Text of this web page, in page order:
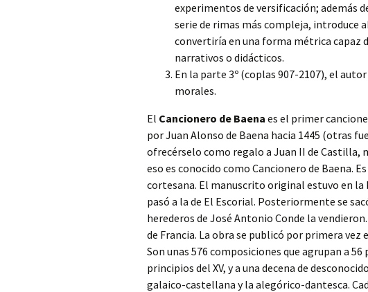
experimentos de versificación; además
serie de rimas más compleja, introduce
convertiría en una forma métrica capaz
narrativos o didácticos.
En la parte 3º (coplas 907-2107), el
morales.
El Cancionero de Baena es el primer
por Juan Alonso de Baena hacia 1445 (otras
ofrecérselo como regalo a Juan II de
eso es conocido como Cancionero de Baena.
cortesana. El manuscrito original estuvo en
pasó a la de El Escorial. Posteriormente se
herederos de José Antonio Conde la
de Francia. La obra se publicó por primera vez
Son unas 576 composiciones que agrupan a
principios del XV, y a una decena de
galaico-castellana y la alegórico-dantesca.